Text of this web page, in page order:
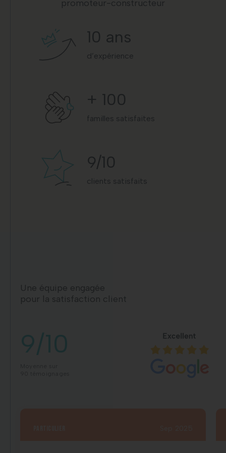
promoteur-constructeur
10 ans
d’expérience
+ 100
familles satisfaites
9/10
clients satisfaits
Une équipe engagée
pour la satisfaction client
9/10